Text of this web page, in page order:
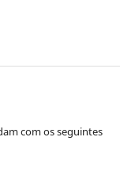
com os seguintes